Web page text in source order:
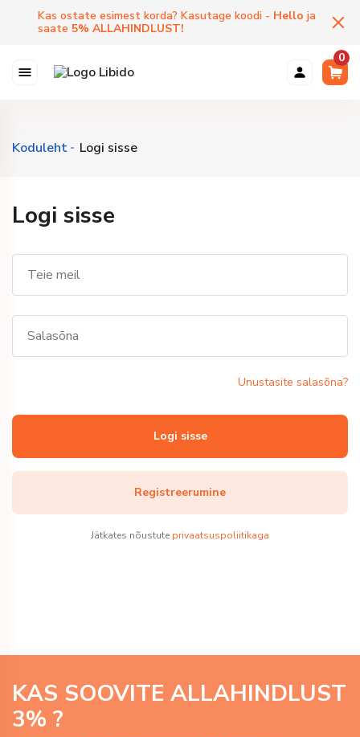
Kas ostate esimest korda? Kasutage koodi - Hello ja
saate 5% ALLAHINDLUST!
0
Koduleht Logi sisse
Logi sisse
Unustasite salasõna?
Logi sisse
Registreerumine
Jätkates nõustute privaatsuspoliitikaga
KAS SOOVITE ALLAHINDLUST
3% ?